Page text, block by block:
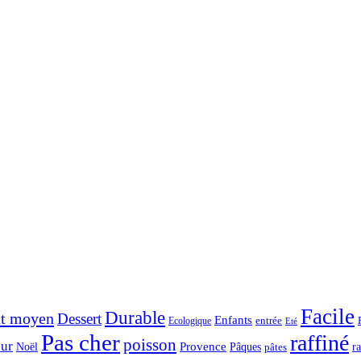
moyenDessertDurable Ecologique Enfants entrée Eté Facile
Noël Pas cherpoisson Provence Pâques pâtes raffiné